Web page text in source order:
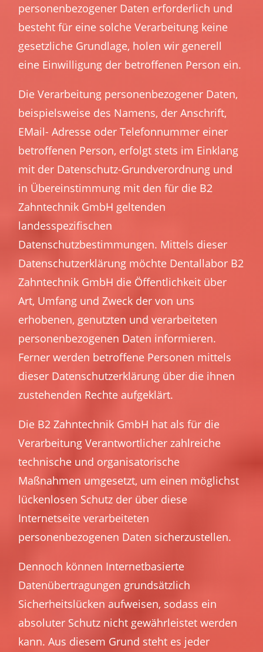
personenbezogener Daten erforderlich und
besteht für eine solche Verarbeitung keine
gesetzliche Grundlage, holen wir generell
eine Einwilligung der betroffenen Person ein.
Die Verarbeitung personenbezogener Daten,
beispielsweise des Namens, der Anschrift,
EMail- Adresse oder Telefonnummer einer
betroffenen Person, erfolgt stets im Einklang
mit der Datenschutz-Grundverordnung und
in Übereinstimmung mit den für die B2
Zahntechnik GmbH geltenden
landesspezifischen
Datenschutzbestimmungen. Mittels dieser
Datenschutzerklärung möchte Dentallabor B2
Zahntechnik GmbH die Öffentlichkeit über
Art, Umfang und Zweck der von uns
erhobenen, genutzten und verarbeiteten
personenbezogenen Daten informieren.
Ferner werden betroffene Personen mittels
dieser Datenschutzerklärung über die ihnen
zustehenden Rechte aufgeklärt.
Die B2 Zahntechnik GmbH hat als für die
Verarbeitung Verantwortlicher zahlreiche
technische und organisatorische
Maßnahmen umgesetzt, um einen möglichst
lückenlosen Schutz der über diese
Internetseite verarbeiteten
personenbezogenen Daten sicherzustellen.
Dennoch können Internetbasierte
Datenübertragungen grundsätzlich
Sicherheitslücken aufweisen, sodass ein
absoluter Schutz nicht gewährleistet werden
kann. Aus diesem Grund steht es jeder